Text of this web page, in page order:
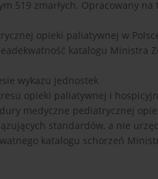
519 zmarłych. Opracowany
opieki paliatywnej w
katalogu Ministra
wykazu jednostek
opieki paliatywnej i
medyczne pediatrycznej
standardów, a nie
katalogu schorzeń